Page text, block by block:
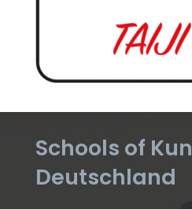
Schools of
Deutschland